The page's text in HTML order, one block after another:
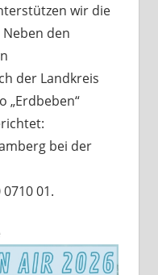
wir die
den
der Landkreis
„Erdbeben“
bei der
0710 01.